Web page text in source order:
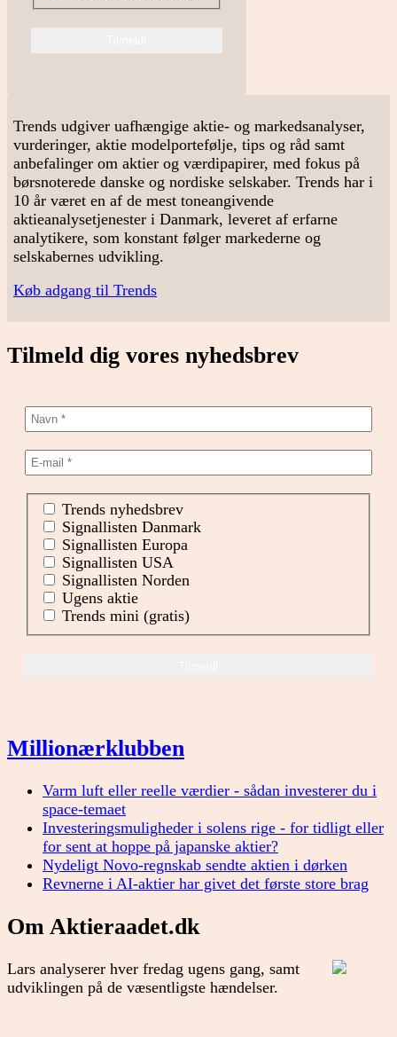
Trends udgiver uafhængige aktie- og markedsanalyser,
vurderinger, aktie modelportefølje, tips og råd samt
anbefalinger om aktier og værdipapirer, med fokus på
børsnoterede danske og nordiske selskaber. Trends har i
10 år været en af de mest toneangivende
aktieanalysetjenester i Danmark, leveret af erfarne
analytikere, som konstant følger markederne og
selskabernes udvikling.
Køb adgang til Trends
Tilmeld dig vores nyhedsbrev
Trends nyhedsbrev
Signallisten Danmark
Signallisten Europa
Signallisten USA
Signallisten Norden
Ugens aktie
Trends mini (gratis)
Millionærklubben
Varm luft eller reelle værdier - sådan investerer du i
space-temaet
Investeringsmuligheder i solens rige - for tidligt eller
for sent at hoppe på japanske aktier?
Nydeligt Novo-regnskab sendte aktien i dørken
Revnerne i AI-aktier har givet det første store brag
Om Aktieraadet.dk
Lars analyserer hver fredag ugens gang, samt
udviklingen på de væsentligste hændelser.